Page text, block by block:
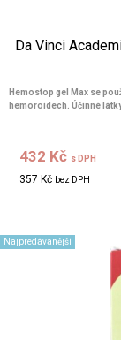
Da Vinci
Hemostop gel Max se
hemoroidech. Účinné
432 Kč s DPH
357 Kč bez DPH
Najpredávanější